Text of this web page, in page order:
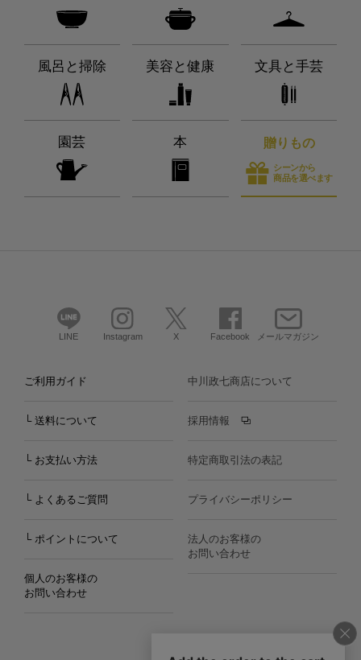
風呂と掃除 美容と健康 文具と手芸
園芸 本 贈りもの
シーンから
商品を選べます
LINE Instagram X Facebook メールマガジン
ご利用ガイド
└ 送料について
└ お支払い方法
└ よくあるご質問
└ ポイントについて
個人のお客様の
お問い合わせ
中川政七商店について
採用情報
特定商取引法の表記
プライバシーポリシー
法人のお客様の
お問い合わせ